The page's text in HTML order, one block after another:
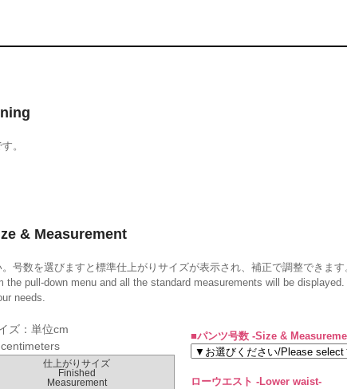
。
& Measurement
号数を選びますと標準仕上がりサイズが表示され、補正で調整できます
the pull-down menu and all the standard measurements will be displayed.
needs.
ズ：単位cm
仕上がりサイズ
Finished
Measurement
■パンツ号数 -Size &
ローウエスト -Lower waist-